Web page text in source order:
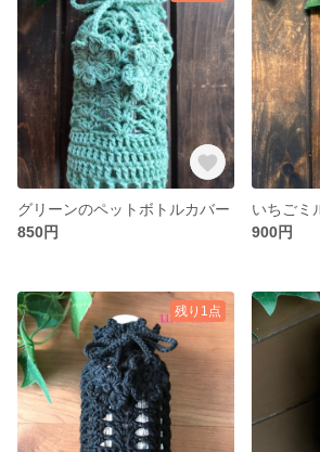
グリーンのペットボトルカバー
850円
900円
残り1点